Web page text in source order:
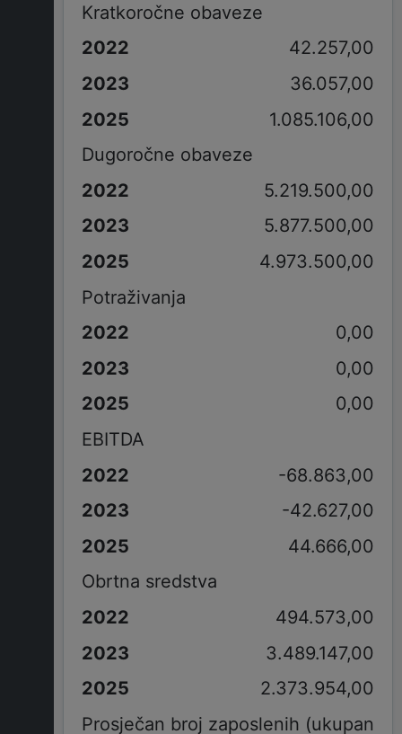
Kratkoročne obaveze
42.257,00
36.057,00
1.085.106,00
Dugoročne obaveze
5.219.500,00
5.877.500,00
4.973.500,00
Potraživanja
0,00
0,00
0,00
EBITDA
-68.863,00
-42.627,00
44.666,00
Obrtna sredstva
494.573,00
3.489.147,00
2.373.954,00
Prosječan broj zaposlenih (ukupan